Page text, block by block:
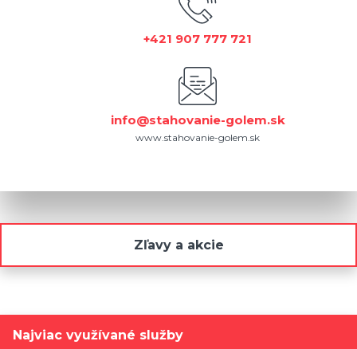
+421 907 777 721
info@stahovanie-golem.sk
www.stahovanie-golem.sk
Zľavy a akcie
Najviac využívané služby